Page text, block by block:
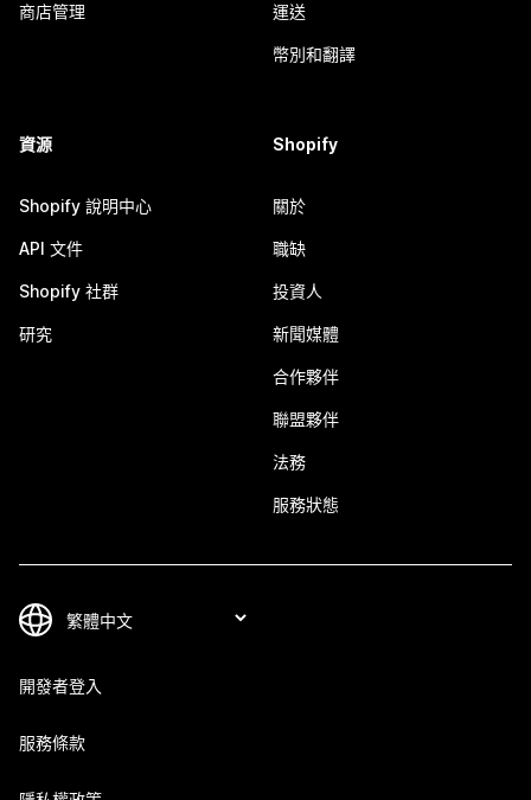
商店管理 運送
幣別和翻譯
資源
Shopify 說明中心
API 文件
Shopify 社群
研究
Shopify
關於
職缺
投資人
新聞媒體
合作夥伴
聯盟夥伴
法務
服務狀態
開發者登入
服務條款